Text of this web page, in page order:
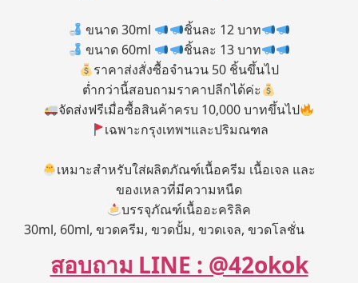
ขนาด 30ml
ชิ้นละ 12 บาท
ขนาด 60ml
ชิ้นละ 13 บาท
ราคาส่งสั่งซื้อจำนวน 50 ชิ้นขึ้นไป
ต่ำกว่านี้สอบถามราคาปลีกได้ค่ะ
จัดส่งฟรีเมื่อซื้อสินค้าครบ 10,000 บาทขึ้นไป
เฉพาะกรุงเทพฯและปริมณฑล
เหมาะสำหรับใส่ผลิตภัณฑ์เนื้อครีม เนื้อเจล และ
ของเหลวที่มีความหนืด
บรรจุภัณฑ์เนื้ออะคริลิค
30ml, 60ml, ขวดครีม, ขวดปั้ม, ขวดเจล, ขวดโลชั่น
สอบถาม LINE : @42okok